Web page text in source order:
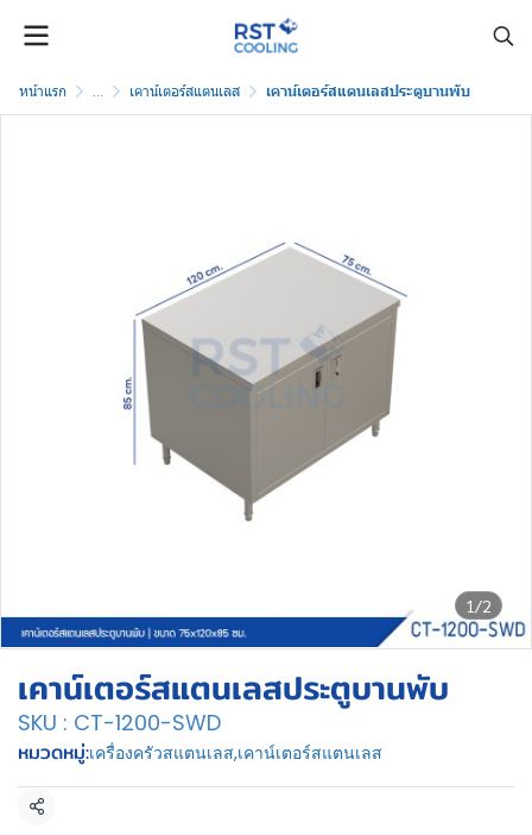
หน้าแรก ... เคาน์เตอร์สแตนเลส เคาน์เตอร์สแตนเลสประตูบานพับ
1/2
เคาน์เตอร์สแตนเลสประตูบานพับ
SKU : CT-1200-SWD
หมวดหมู่:เครื่องครัวสแตนเลส,เคาน์เตอร์สแตนเลส
แชร์